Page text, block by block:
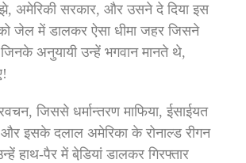
अमेरि‍की सरकार, और उसने दे दि‍या इस
को जेल में डालकर ऐसा धीमा जहर जिसने
अनुयायी उन्हें भगवान मानते थे,
जिससे धर्मान्तरण माफिया, ईसाईयत
और इसके दलाल अमेरिका के रोनाल्‍ड रीगन
हाथ-पैर में बेडि़यां डालकर गिरफ्तार